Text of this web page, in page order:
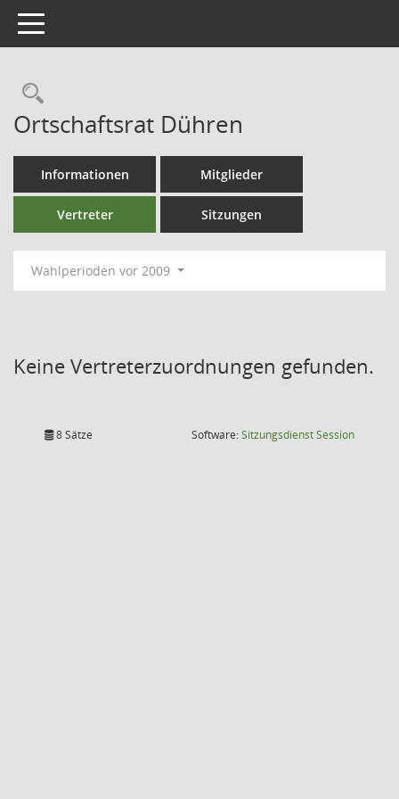
Toggle navigation
Ortschaftsrat Dühren
Informationen Mitglieder
Vertreter Sitzungen
Wahlperioden vor 2009
Keine Vertreterzuordnungen gefunden.
8 Sätze Software:SitzungsdienstSession(Wird in